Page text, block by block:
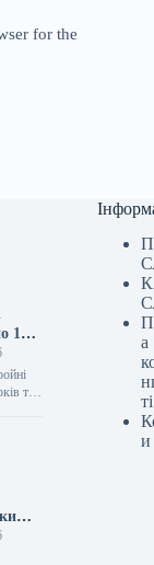
for the
12
та
а
ті
и